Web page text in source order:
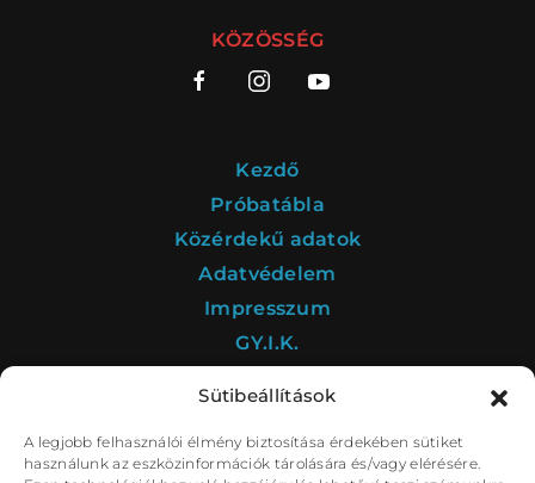
Sütibeállítások
A legjobb felhasználói élmény biztosítása érdekében sütiket
használunk az eszközinformációk tárolására és/vagy elérésére.
KÖZÖSSÉG
Kezdő
Próbatábla
Közérdekű adatok
Adatvédelem
Impresszum
GY.I.K.
A Déryné Program kultúrstratégiai intézménye a